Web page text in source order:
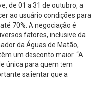
de 01 a 31 de outubro, a
ao usuário condições para
70%. A negociação é
fatores, inclusive da
da Águas de Matão,
um desconto maior. “A
única para quem tem
salientar que a